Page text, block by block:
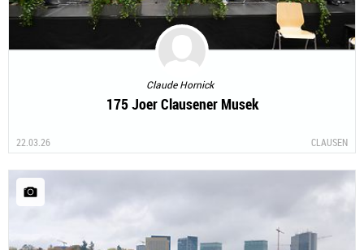
Claude Hornick
175 Joer Clausener Musek
22.03.26 CLAUSEN